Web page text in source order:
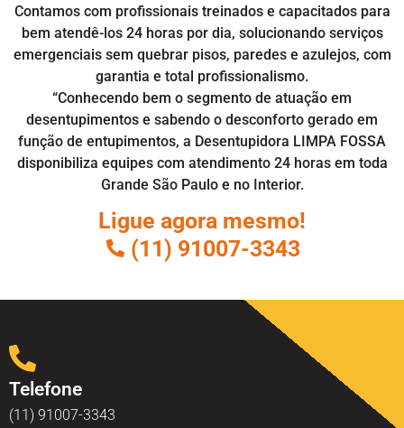
Contamos com profissionais treinados e capacitados para
bem atendê-los 24 horas por dia, solucionando serviços
emergenciais sem quebrar pisos, paredes e azulejos, com
garantia e total profissionalismo.
“Conhecendo bem o segmento de atuação em
desentupimentos e sabendo o desconforto gerado em
função de entupimentos, a Desentupidora LIMPA FOSSA
disponibiliza equipes com atendimento 24 horas em toda
Grande São Paulo e no Interior.
Ligue agora mesmo!
(11) 91007-3343
Telefone
(11) 91007-3343